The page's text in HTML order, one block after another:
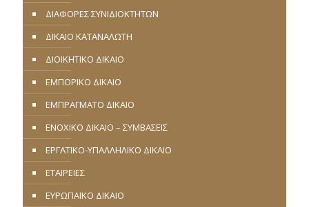
ΔΙΑΦΟΡΕΣ ΣΥΝΙΔΙΟΚΤΗΤΩΝ
ΔΙΚΑΙΟ ΚΑΤΑΝΑΛΩΤΗ
ΔΙΟΙΚΗΤΙΚΟ ΔΙΚΑΙΟ
ΕΜΠΟΡΙΚΟ ΔΙΚΑΙΟ
ΕΜΠΡΑΓΜΑΤΟ ΔΙΚΑΙΟ
ΕΝΟΧΙΚΟ ΔΙΚΑΙΟ – ΣΥΜΒΑΣΕΙΣ
ΕΡΓΑΤΙΚΟ-ΥΠΑΛΛΗΛΙΚΟ ΔΙΚΑΙΟ
ΕΤΑΙΡΕΙΕΣ
ΕΥΡΩΠΑΪΚΟ ΔΙΚΑΙΟ